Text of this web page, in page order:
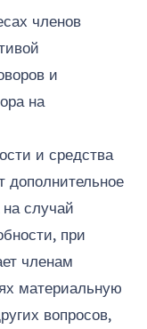
членов
и
на
и средства
дополнительное
случай
при
членам
материальную
вопросов,